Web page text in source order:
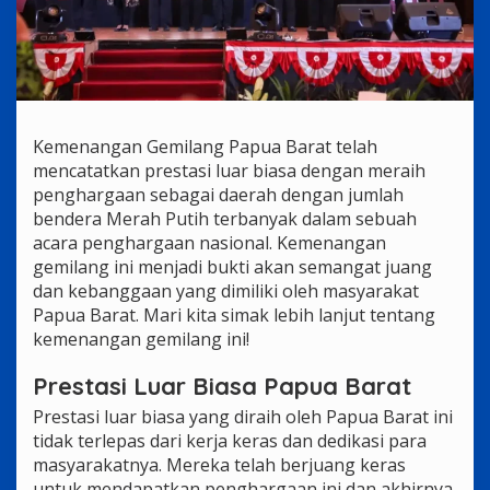
Kemenangan Gemilang Papua Barat telah
mencatatkan prestasi luar biasa dengan meraih
penghargaan sebagai daerah dengan jumlah
bendera Merah Putih terbanyak dalam sebuah
acara penghargaan nasional. Kemenangan
gemilang ini menjadi bukti akan semangat juang
dan kebanggaan yang dimiliki oleh masyarakat
Papua Barat. Mari kita simak lebih lanjut tentang
kemenangan gemilang ini!
Prestasi Luar Biasa Papua Barat
Prestasi luar biasa yang diraih oleh Papua Barat ini
tidak terlepas dari kerja keras dan dedikasi para
masyarakatnya. Mereka telah berjuang keras